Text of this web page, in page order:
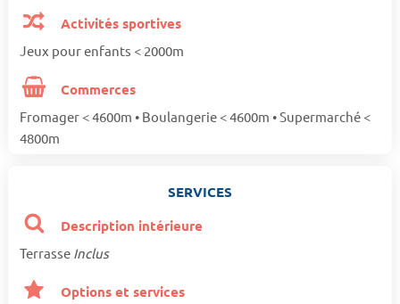
Activités sportives
Jeux pour enfants < 2000m
Commerces
Fromager < 4600m • Boulangerie < 4600m • Supermarché <
4800m
SERVICES
Description intérieure
Terrasse Inclus
Options et services